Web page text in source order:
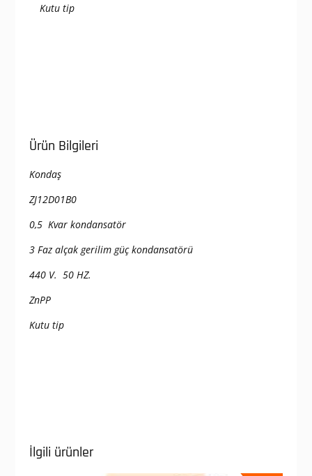
Kutu tip
Ürün Bilgileri
Kondaş
ZJ12D01B0
0,5 Kvar kondansatör
3 Faz alçak gerilim güç kondansatörü
440 V. 50 HZ.
ZnPP
Kutu tip
İlgili ürünler